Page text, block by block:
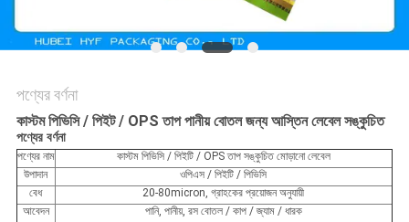
পণ্যের বর্ণনা
কাস্টম পিভিসি / পিইট / OPS তাপ পানীয় বোতল জন্য আস্তিন লেবেল সঙ্কুচিত
পণ্যের বর্ণনা
পণ্যের নাম
কাস্টম পিভিসি / পিইটি / OPS তাপ সঙ্কুচিত মোড়ানো লেবেল
উপাদান
ওপিএস / পিইটি / পিভিসি
বেধ
20-80micron, গ্রাহকের প্রয়োজন অনুযায়ী
আবেদন
পানি, পানীয়, রস বোতল / কাপ / জ্যাম / ধারক